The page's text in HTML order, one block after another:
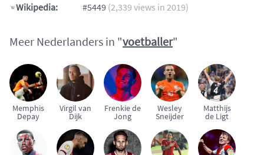
Wikipedia:
#5449 (2,339 views in 2019)
Meer Nederlanders in "voetballer"
Memphis
Depay
Virgil van
Dijk
Frenkie de
Jong
Wesley
Sneijder
Matthijs
de Ligt